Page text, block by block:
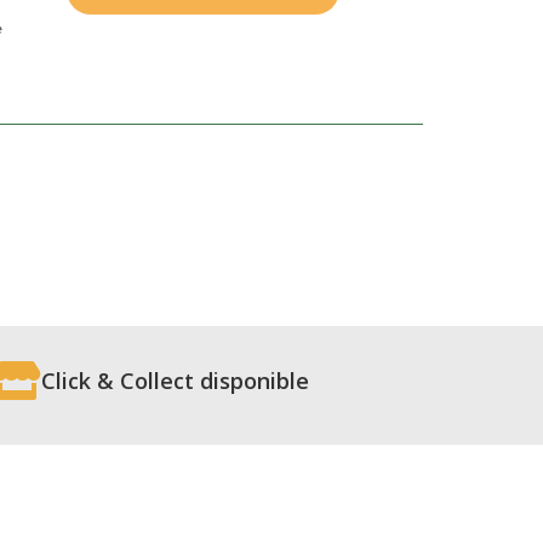
au
Click & Collect disponible